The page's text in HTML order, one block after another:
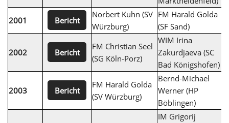
2001 Bericht
Norbert Kuhn (SV
Würzburg)
FM Harald Golda
(SF Sand)
2002 Bericht
FM Christian Seel
(SG Köln-Porz)
WIM Irina
Zakurdjaeva (SC
Bad Königshofen)
2003 Bericht
FM Harald Golda
(SV Würzburg)
Bernd-Michael
Werner (HP
Böblingen)
IM Grigorij